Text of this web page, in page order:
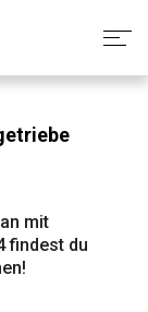
mit
findest du